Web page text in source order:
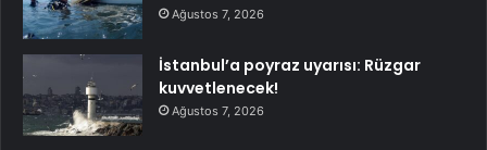
Ağustos 7, 2026
İstanbul’a poyraz uyarısı: Rüzgar
kuvvetlenecek!
Ağustos 7, 2026